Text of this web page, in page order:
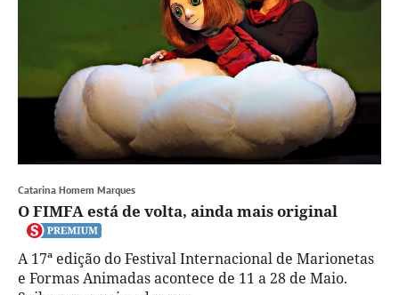
Catarina Homem Marques
O FIMFA está de volta, ainda mais original
A 17ª edição do Festival Internacional de Marionetas
e Formas Animadas acontece de 11 a 28 de Maio.